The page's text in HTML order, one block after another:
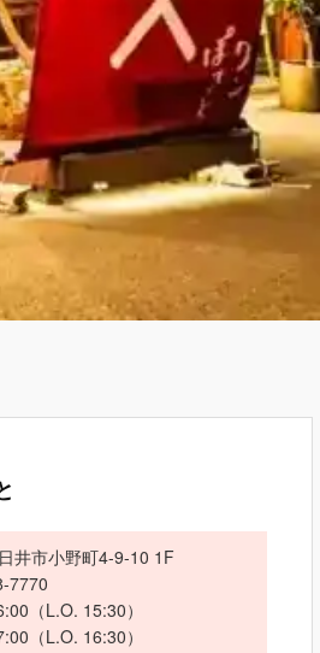
井市小野町4-9-10 1F
7770
（L.O. 15:30）
（L.O. 16:30）